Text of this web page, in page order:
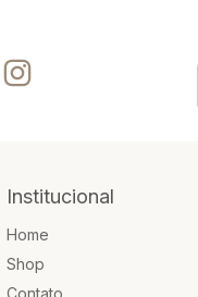
Institucional
Home
Shop
Contato